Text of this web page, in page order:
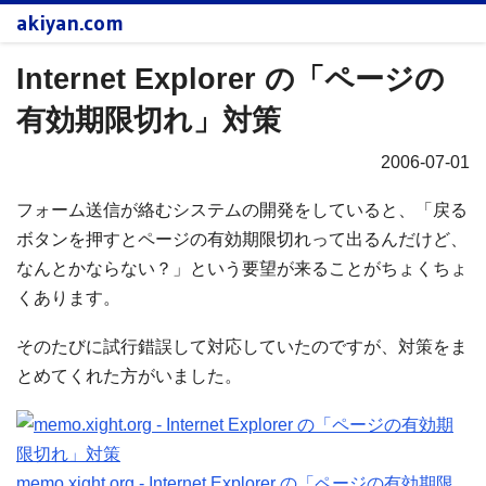
akiyan.com
Internet Explorer の「ページの
有効期限切れ」対策
2006-07-01
フォーム送信が絡むシステムの開発をしていると、「戻る
ボタンを押すとページの有効期限切れって出るんだけど、
なんとかならない？」という要望が来ることがちょくちょ
くあります。
そのたびに試行錯誤して対応していたのですが、対策をま
とめてくれた方がいました。